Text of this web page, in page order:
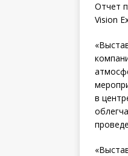
Отчет
Vision
в